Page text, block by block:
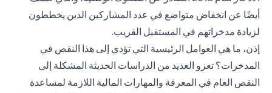
أيضًا عن انخفاض متواضع في عدد المشاركين الذين يخططون
لزيادة مدخراتهم في المستقبل القريب.
إذن، ما هي العوامل الرئيسية التي تؤدي إلى هذا النقص في
المدخرات؟ تعزو العديد من الدراسات الحديثة المشكلة إلى
النقص العام في المعرفة والمهارات المالية اللازمة لمساعدة